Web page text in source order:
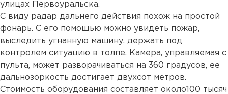
улицах Первоуральска.
С виду радар дальнего действия похож на простой
фонарь. С его помощью можно увидеть пожар,
выследить угнанную машину, держать под
контролем ситуацию в толпе. Камера, управляемая с
пульта, может разворачиваться на 360 градусов, ее
дальнозоркость достигает двухсот метров.
Стоимость оборудования составляет около100 тысяч